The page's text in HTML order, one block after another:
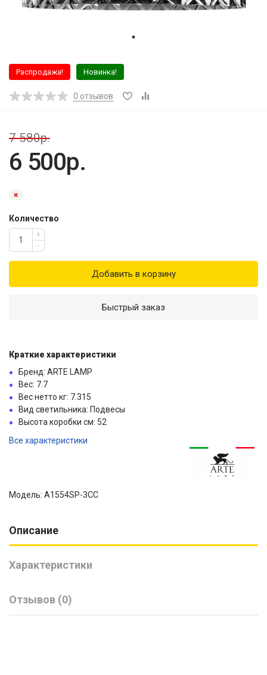
Распродажа! Новинка!
0 отзывов
7 580р.
6 500р.
Количество
+
-
Добавить в корзину
Быстрый заказ
Краткие характеристики
Бренд: ARTE LAMP
Вес: 7.7
Вес нетто кг: 7.315
Вид светильника: Подвесы
Высота коробки см: 52
Все характеристики
Модель: A1554SP-3CC
Описание
Характеристики
Отзывов (0)